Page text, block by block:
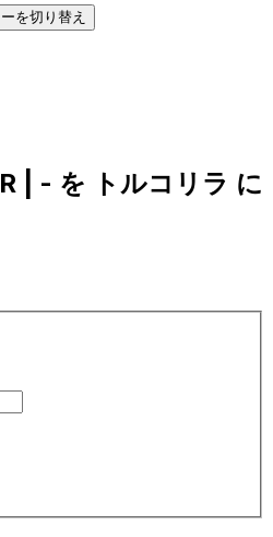
を切り替え
| - を トルコリラ に